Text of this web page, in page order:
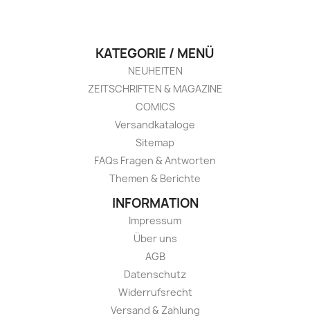
KATEGORIE / MENÜ
NEUHEITEN
ZEITSCHRIFTEN & MAGAZINE
COMICS
Versandkataloge
Sitemap
FAQs Fragen & Antworten
Themen & Berichte
INFORMATION
Impressum
Über uns
AGB
Datenschutz
Widerrufsrecht
Versand & Zahlung